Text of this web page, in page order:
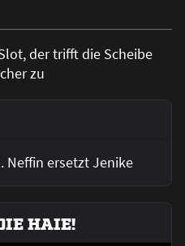
der trifft die Scheibe
zu
Neffin ersetzt Jenike
HAIE!